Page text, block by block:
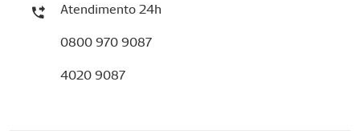
Atendimento 24h
0800 970 9087
4020 9087